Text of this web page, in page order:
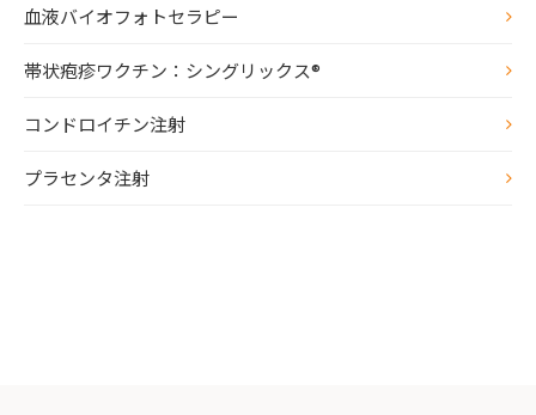
血液バイオフォトセラピー
帯状疱疹ワクチン：シングリックス®
コンドロイチン注射
プラセンタ注射